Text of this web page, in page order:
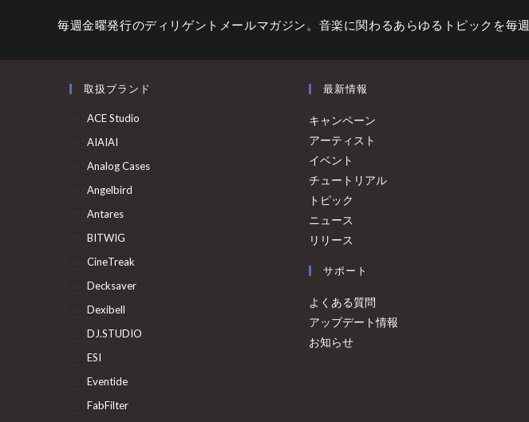
毎週金曜発行のディリゲントメールマガジン。音楽に関わるあらゆるトピックを毎
取扱ブランド
ACE Studio
AIAIAI
Analog Cases
Angelbird
Antares
BITWIG
CineTreak
Decksaver
Dexibell
DJ.STUDIO
ESI
Eventide
FabFilter
最新情報
キャンペーン
アーティスト
イベント
チュートリアル
トピック
ニュース
リリース
サポート
よくある質問
アップデート情報
お知らせ